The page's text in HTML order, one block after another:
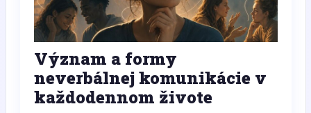
Význam a formy
neverbálnej komunikácie v
každodennom živote